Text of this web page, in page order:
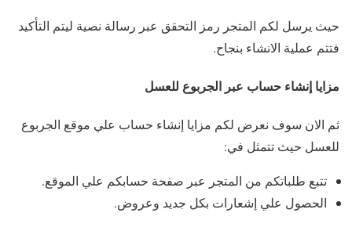
حيث يرسل لكم المتجر رمز التحقق عبر رسالة نصية ليتم التأكيد
فتتم عملية الانشاء بنجاح.
مزايا إنشاء حساب عبر الجربوع للعسل
ثم الان سوف نعرض لكم مزايا إنشاء حساب علي موقع الجربوع
للعسل حيث تتمثل في:
تتبع طلباتكم من المتجر عبر صفحة حسابكم علي الموقع.
الحصول علي إشعارات بكل جديد وعروض.